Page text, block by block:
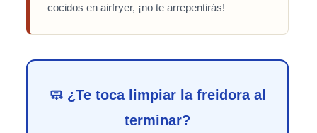
cocidos en airfryer, ¡no te arrepentirás!
🧼 ¿Te toca limpiar la freidora al
terminar?